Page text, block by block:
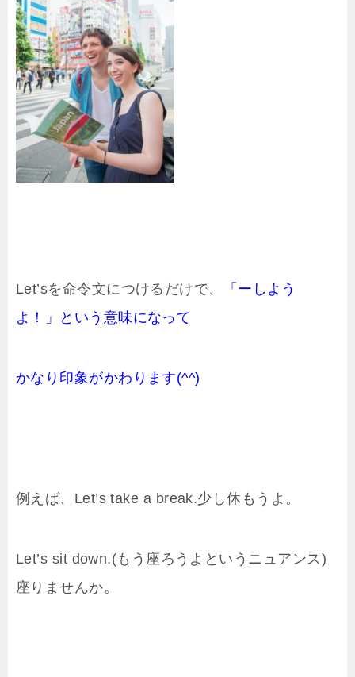
Let’sを命令文につけるだけで、
「ーしよう
よ！」という意味になって
かなり印象がかわります(^^)
例えば、Let’s take a break.少し休もうよ。
Let’s sit down.(もう座ろうよというニュアンス)
座りませんか。